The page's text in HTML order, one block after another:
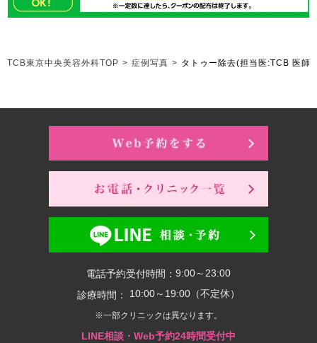
TCB東京中央美容外科TOP > 症例写真 > タトゥー除去(担当医:TCB 医師)
電話予約受付時間： 9:00～23:00
診療時間：
10:00～19:00（不定休）
※一部クリニックは異なります。
LINE相談・Web予約24時間受付中